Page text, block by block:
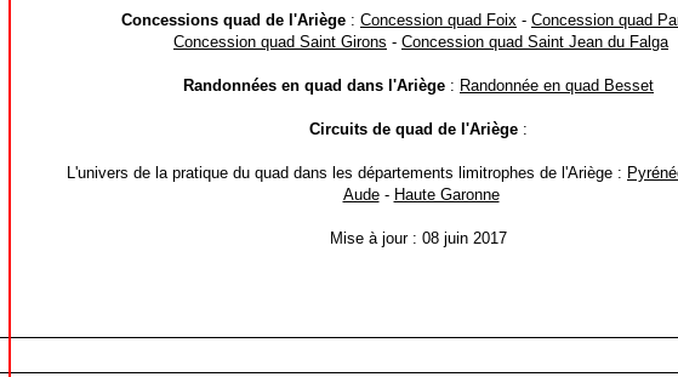
Concessions quad de l'Ariège : Concession quad Foix - Concession quad
Concession quad Saint Girons - Concession quad Saint Jean du Falga
Randonnées en quad dans l'Ariège : Randonnée en quad Besset
Circuits de quad de l'Ariège :
L'univers de la pratique du quad dans les départements limitrophes de l'Ariège :
Aude- Haute Garonne
Mise à jour : 08 juin 2017